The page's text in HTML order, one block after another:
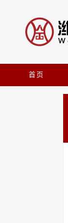
首页